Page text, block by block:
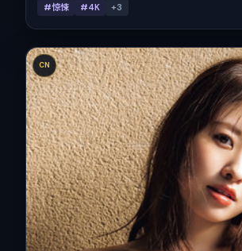
#惊悚 #4K +3
CN